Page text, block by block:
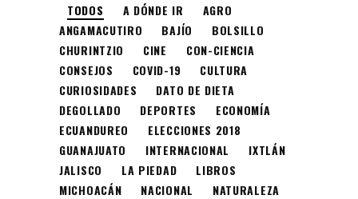
TODOS A DÓNDE IR
AGRO
ANGAMACUTIRO
BAJÍO
BOLSILLO
CHURINTZIO
CINE
CON-CIENCIA
CONSEJOS
COVID-19
CULTURA
CURIOSIDADES
DATO DE DIETA
DEGOLLADO
DEPORTES
ECONOMÍA
ECUANDUREO
ELECCIONES 2018
GUANAJUATO
INTERNACIONAL
IXTLÁN
JALISCO
LA PIEDAD
LIBROS
MICHOACÁN
NACIONAL
NATURALEZA